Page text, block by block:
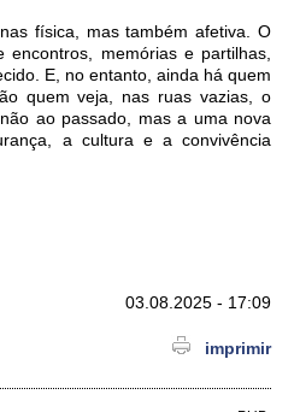
física, mas também afetiva. O
memórias e partilhas,
E, no entanto, ainda há quem
quem veja, nas ruas vazias, o
ao passado, mas a uma nova
a cultura e a convivência
03.08.2025 - 17:09
imprimir